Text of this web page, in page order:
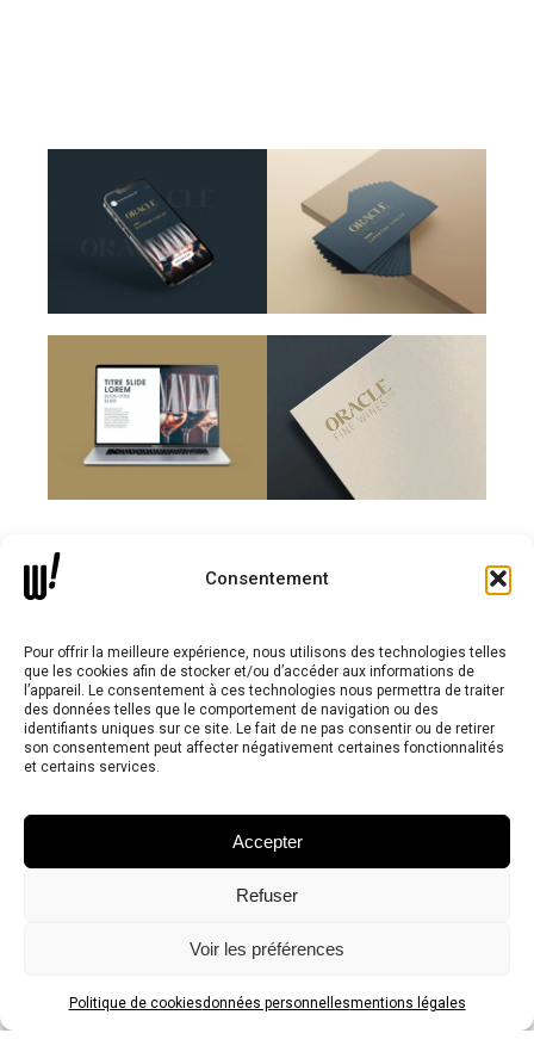
Consentement
Pour offrir la meilleure expérience, nous utilisons des technologies telles
que les cookies afin de stocker et/ou d’accéder aux informations de
l’appareil. Le consentement à ces technologies nous permettra de traiter
des données telles que le comportement de navigation ou des
identifiants uniques sur ce site. Le fait de ne pas consentir ou de retirer
son consentement peut affecter négativement certaines fonctionnalités
et certains services.
Accepter
Refuser
Voir les préférences
Politique de cookiesdonnées personnellesmentions légales
Notre agence
Nos projets
Nous contacter
agence (im)pertinente et engagée